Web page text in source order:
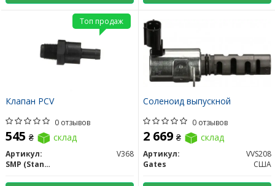
Клапан PCV
0 отзывов
545 ₴ склад
Артикул:
V368
SMP (Standard Motors Products)
Топ продаж
Соленоид выпускной
0 отзывов
2 669 ₴ склад
Артикул:
VVS208
Gates
США